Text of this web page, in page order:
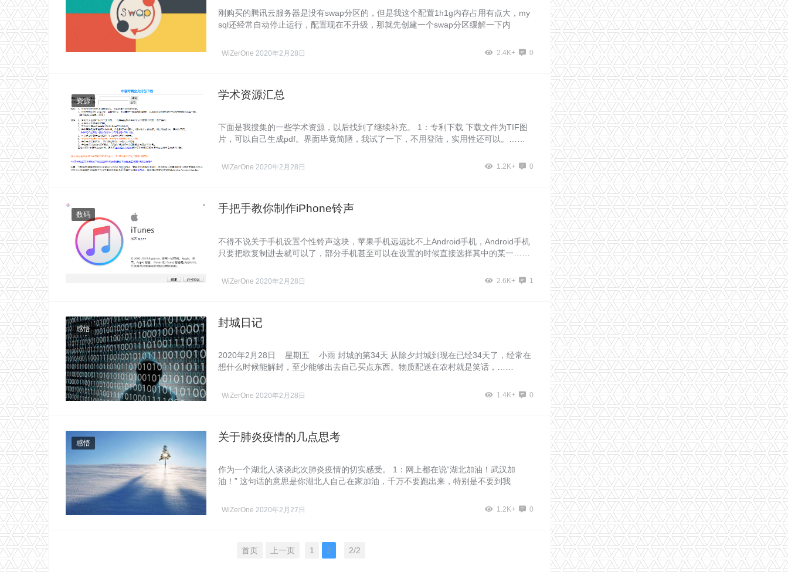
刚购买的腾讯云服务器是没有swap分区的，但是我这个配置1h1g内存占用有点大，my
sql还经常自动停止运行，配置现在不升级，那就先创建一个swap分区缓解一下内
WiZerOne 2020年2月28日 2.4K+ 0
资源 学术资源汇总
下面是我搜集的一些学术资源，以后找到了继续补充。 1：专利下载 下载文件为TIF图
片，可以自己生成pdf。界面毕竟简陋，我试了一下，不用登陆，实用性还可以。……
WiZerOne 2020年2月28日 1.2K+ 0
数码 手把手教你制作iPhone铃声
不得不说关于手机设置个性铃声这块，苹果手机远远比不上Android手机，Android手机
只要把歌复制进去就可以了，部分手机甚至可以在设置的时候直接选择其中的某一……
WiZerOne 2020年2月28日 2.6K+ 1
感悟 封城日记
2020年2月28日 星期五 小雨 封城的第34天 从除夕封城到现在已经34天了，经常在
想什么时候能解封，至少能够出去自己买点东西。物质配送在农村就是笑话，……
WiZerOne 2020年2月28日 1.4K+ 0
感悟 关于肺炎疫情的几点思考
作为一个湖北人谈谈此次肺炎疫情的切实感受。 1：网上都在说“湖北加油！武汉加
油！” 这句话的意思是你湖北人自己在家加油，千万不要跑出来，特别是不要到我
WiZerOne 2020年2月27日 1.2K+ 0
首页 上一页 1 2 2/2